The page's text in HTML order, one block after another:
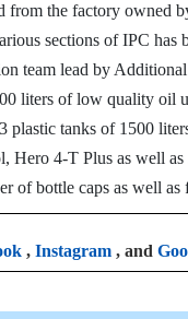
from the factory owned
sections of IPC
team lead by
liters of low quality oil
plastic tanks of 1500
Hero 4-T Plus as well
of bottle caps as well
, Instagram , and